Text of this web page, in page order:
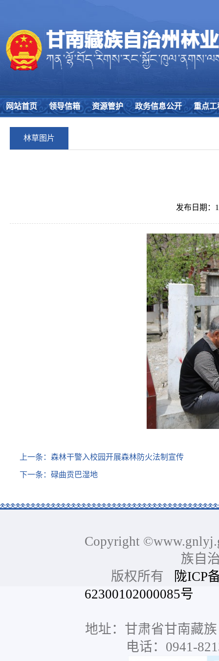
网站首页 领导信箱 资源管护 政务信息公开 重点工
林草图片
发布日期：
上一条： 森林干警入校园开展森林防火法制宣传
下一条： 碌曲贡巴湿地
Copyright
族自
版权所有
陇ICP
62300102000085号
地址：甘肃省甘南藏
电话：0941-